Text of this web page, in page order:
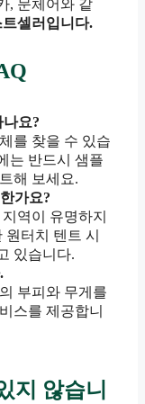
, 문체어와 같
셀러입니다.
요?
를 찾을 수 있습
는 반드시 샘플
해 보세요.
가요?
역이 유명하지
터치 텐트 시
있습니다.
부피와 무게를
스를 제공합니
지 않습니